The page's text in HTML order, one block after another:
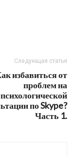
Следующая статья
избавиться от
проблем на
психологической
по Skype?
Часть 1.